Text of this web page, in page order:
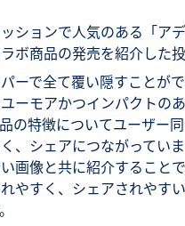
ションで人気のある「ア
ボ商品の発売を紹介した投
ーで全て覆い隠すことが
ーモアかつインパクトの
の特徴についてユーザー
、シェアにつながってい
画像と共に紹介すること
やすく、シェアされやす